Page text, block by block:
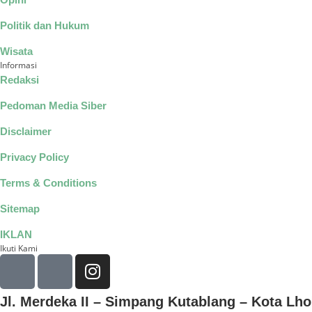
Politik dan Hukum
Wisata
Informasi
Redaksi
Pedoman Media Siber
Disclaimer
Privacy Policy
Terms & Conditions
Sitemap
IKLAN
Ikuti Kami
Jl. Merdeka II – Simpang Kutablang – Kota